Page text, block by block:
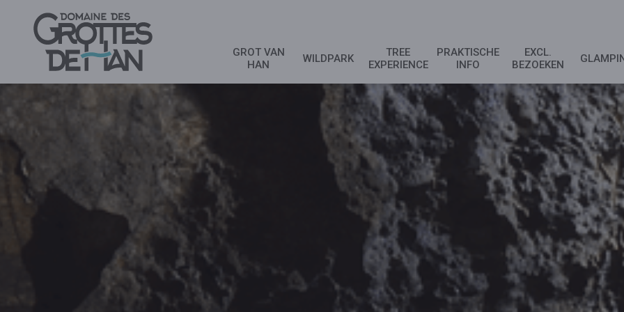
GROT VAN
HAN
WILDPARK
TREE
EXPERIENCE
PRAKTISCHE
INFO
EXCL.
BEZOEKEN